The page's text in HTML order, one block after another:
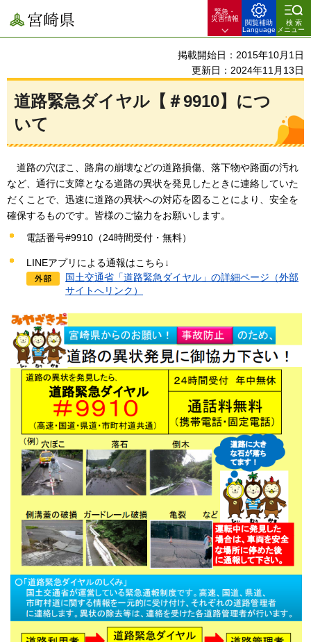
宮崎県
緊急・
災害情報
閲覧補助
Language
検索
メニュー
掲載開始日：2015年10月1日
更新日：2024年11月13日
道路緊急ダイヤル【＃9910】につ
いて
道路の穴ぼこ、 路肩の崩壊などの道路損傷、落下物や路面の汚れ
など、通行に支障となる道路の異状を発見したときに連絡していた
だくことで、迅速に道路の異状への対応を図ることにより、安全を
確保するものです。皆様のご協力をお願いします。
電話番号#9910（24時間受付・無料）
LINEアプリによる通報はこちら↓
国土交通省「道路緊急ダイヤル」の詳細ページ（外部
サイトへリンク）